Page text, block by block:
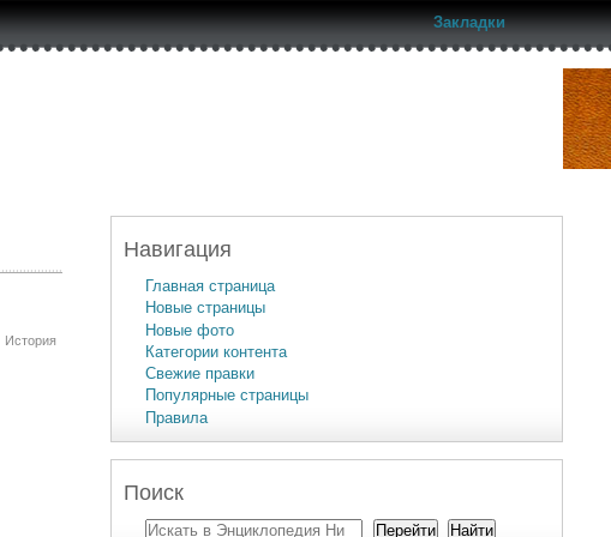
Закладки
История
Навигация
Главная страница
Новые страницы
Новые фото
Категории контента
Свежие правки
Популярные страницы
Правила
Поиск